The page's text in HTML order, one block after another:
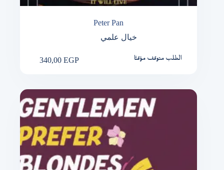
Peter Pan
خيال علمي
340,00EGP الطلب متوقف مؤقتًا